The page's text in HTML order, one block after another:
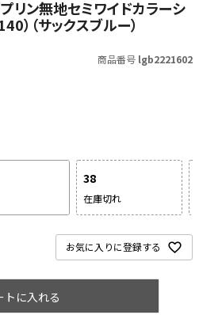
リン無地セミワイドカラーシ
）（サックスブルー）
商品番号 lgb2221602
38
在庫切れ
お気に入りに登録する
トに入れる